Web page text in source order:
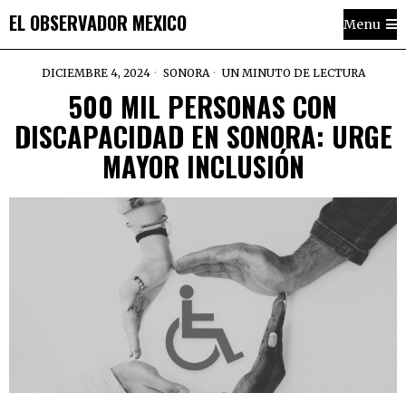
EL OBSERVADOR MEXICO Menu
DICIEMBRE 4, 2024 SONORA UN MINUTO DE LECTURA
500 MIL PERSONAS CON
DISCAPACIDAD EN SONORA: URGE
MAYOR INCLUSIÓN